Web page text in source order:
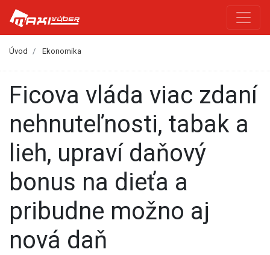
Úvod Ekonomika
Ficova vláda viac zdaní
nehnuteľnosti, tabak a
lieh, upraví daňový
bonus na dieťa a
pribudne možno aj
nová daň